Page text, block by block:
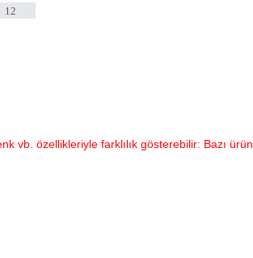
12
özellikleriyle farklılık gösterebilir: Bazı